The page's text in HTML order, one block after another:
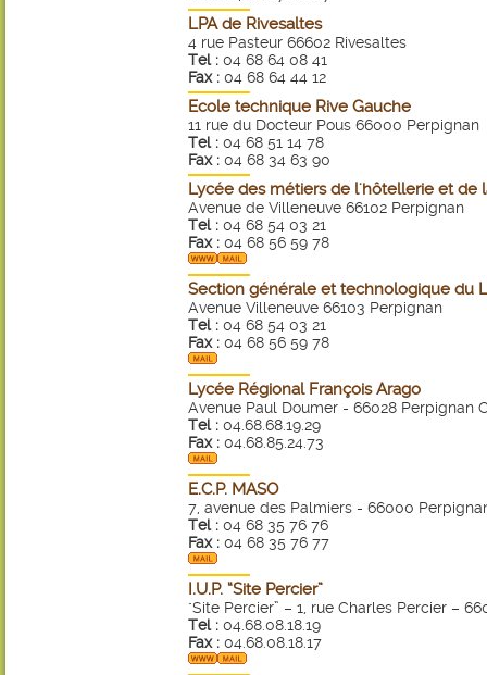
LPA de Rivesaltes
4 rue Pasteur 66602 Rivesaltes
Tel : 04 68 64 08 41
Fax : 04 68 64 44 12
Ecole technique Rive Gauche
11 rue du Docteur Pous 66000 Perpignan
Tel : 04 68 51 14 78
Fax : 04 68 34 63 90
Lycée des métiers de l'hôtellerie et de
Avenue de Villeneuve 66102 Perpignan
Tel : 04 68 54 03 21
Fax : 04 68 56 59 78
Section générale et technologique du
Avenue Villeneuve 66103 Perpignan
Tel : 04 68 54 03 21
Fax : 04 68 56 59 78
Lycée Régional François Arago
Avenue Paul Doumer - 66028 Perpignan
Tel : 04.68.68.19.29
Fax : 04.68.85.24.73
E.C.P. MASO
7, avenue des Palmiers - 66000
Tel : 04 68 35 76 76
Fax : 04 68 35 76 77
I.U.P. “Site Percier”
"Site Percier” – 1, rue Charles Percier –
Tel : 04.68.08.18.19
Fax : 04.68.08.18.17